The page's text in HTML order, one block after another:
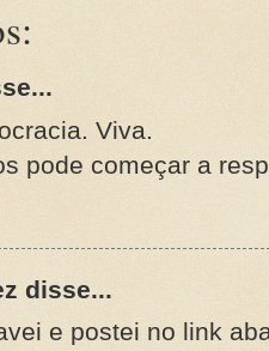
Viva.
pode começar a
disse...
e postei no link